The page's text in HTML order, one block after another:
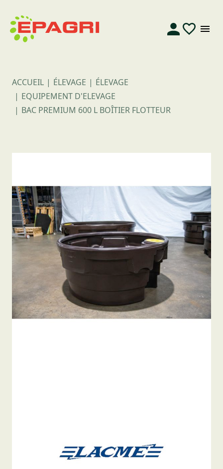
ACCUEIL ÉLEVAGE
ÉLEVAGE
EQUIPEMENT D'ELEVAGE
BAC PREMIUM 600 L BOÎTIER FLOTTEUR